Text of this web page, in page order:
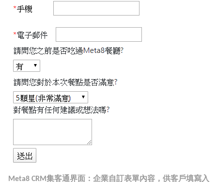
Meta8 CRM集客通界面：企業自訂表單內容，供客戶填寫入